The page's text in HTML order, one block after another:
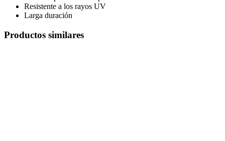
Resistente a los rayos UV
Larga duración
Productos similares